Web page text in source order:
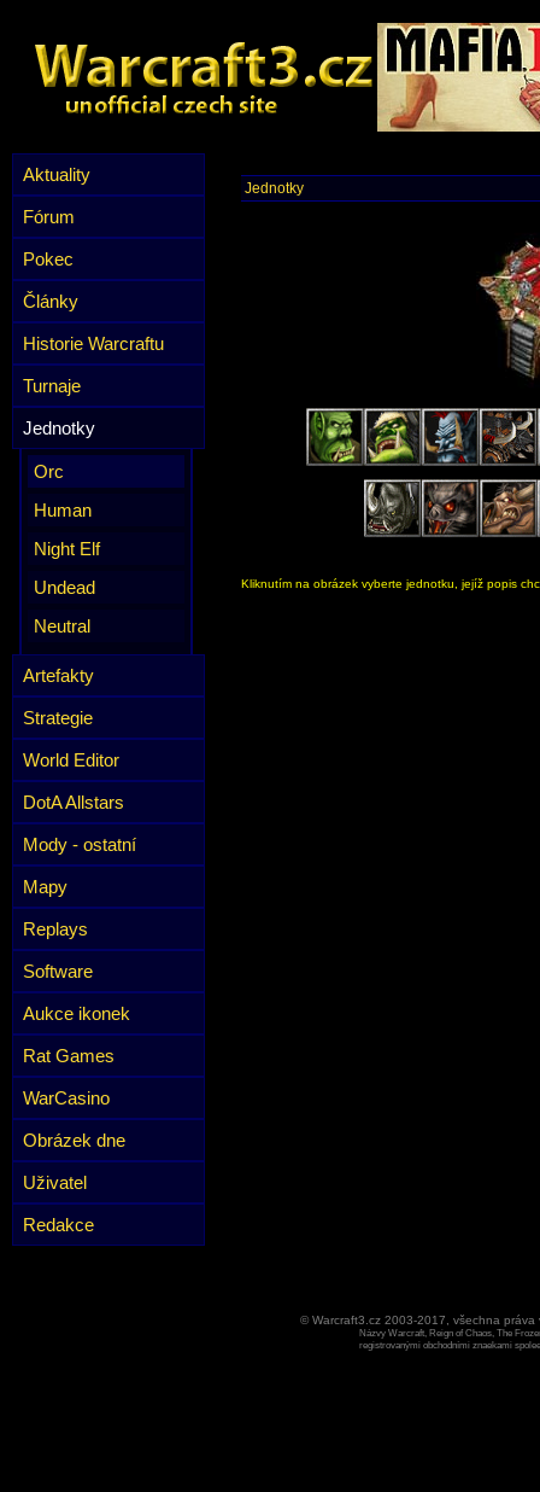
Aktuality
Fórum
Pokec
Články
Historie Warcraftu
Turnaje
Jednotky
Orc
Human
Night Elf
Undead
Neutral
Artefakty
Strategie
World Editor
DotA Allstars
Mody - ostatní
Mapy
Replays
Software
Aukce ikonek
Rat Games
WarCasino
Obrázek dne
Uživatel
Redakce
Jednotky
Kliknutím na obrázek vyberte jednotku, jejíž popis
© Warcraft3.cz 2003-2017, všechna
Názvy Warcraft, Reign of Chaos, The
registrovanými obchodními znaekami